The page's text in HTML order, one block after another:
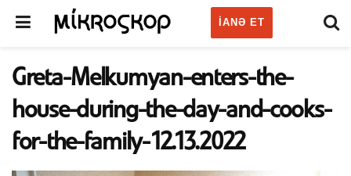
IANƏ ET
Greta-Melkumyan-enters-the-
house-during-the-day-and-cooks-
for-the-family-12.13.2022